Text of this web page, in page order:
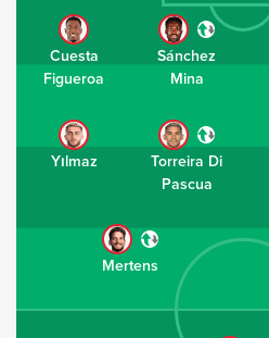
Cuesta
Figueroa
Sánchez
Mina
Yılmaz
Torreira Di
Pascua
Mertens